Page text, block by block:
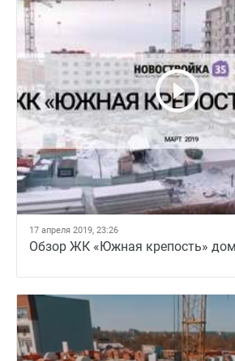
17 апреля 2019, 23:26
Обзор ЖК «Южная крепость»